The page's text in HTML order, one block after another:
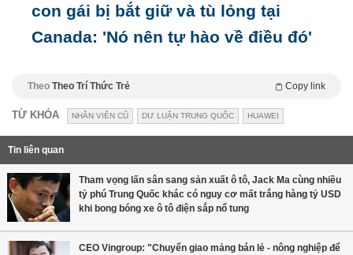
con gái bị bắt giữ và tù lỏng tại
Canada: 'Nó nên tự hào về điều đó'
Theo Theo Trí Thức Trẻ Copy link
TỪ KHÓA NHÂN VIÊN CŨ DƯ LUẬN TRUNG QUỐC HUAWEI
Tin liên quan
Tham vọng lấn sân sang sản xuất ô tô, Jack Ma cùng nhiều
tỷ phú Trung Quốc khác có nguy cơ mất trắng hàng tỷ USD
khi bong bóng xe ô tô điện sắp nổ tung
CEO Vingroup: "Chuyển giao mảng bán lẻ - nông nghiệp để